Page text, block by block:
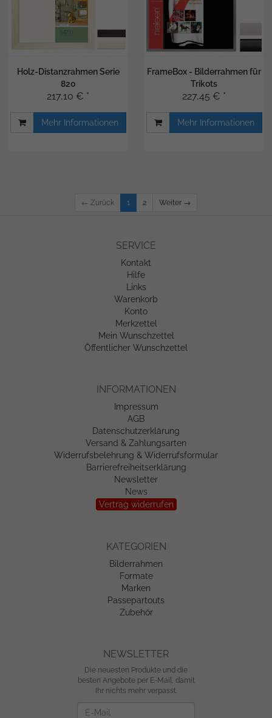
Holz-Distanzrahmen Serie
820
217,10 € *
Mehr Informationen
FrameBox - Bilderrahmen für
Trikots
227,45 € *
Mehr Informationen
← Zurück 1 2 Weiter →
SERVICE
Kontakt
Hilfe
Links
Warenkorb
Konto
Merkzettel
Mein Wunschzettel
Öffentlicher Wunschzettel
INFORMATIONEN
Impressum
AGB
Datenschutzerklärung
Versand & Zahlungsarten
Widerrufsbelehrung & Widerrufsformular
Barrierefreiheitserklärung
Newsletter
News
Vertrag widerrufen
KATEGORIEN
Bilderrahmen
Formate
Marken
Passepartouts
Zubehör
NEWSLETTER
Die neuesten Produkte und die
besten Angebote per E-Mail, damit
Ihr nichts mehr verpasst.